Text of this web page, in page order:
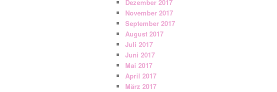
Dezember 2017
November 2017
September 2017
August 2017
Juli 2017
Juni 2017
Mai 2017
April 2017
März 2017